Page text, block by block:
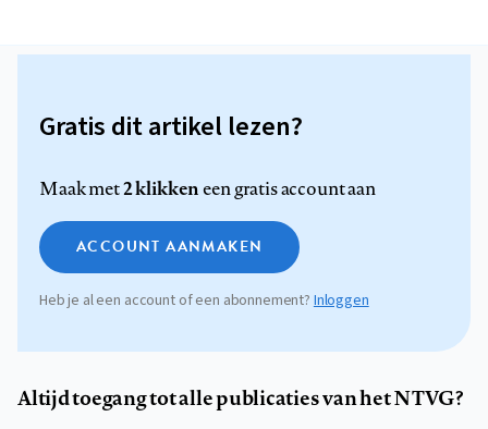
Gratis dit artikel lezen?
Maak met2 klikkeneen gratis account aan
ACCOUNT AANMAKEN
Heb je al een account of een abonnement? Inloggen
Altijd toegang tot alle publicaties van het NTVG?